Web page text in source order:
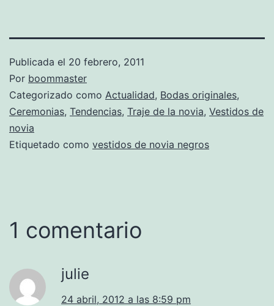
Publicada el 20 febrero, 2011
Por boommaster
Categorizado como Actualidad, Bodas originales,
Ceremonias, Tendencias, Traje de la novia, Vestidos de
novia
Etiquetado como vestidos de novia negros
1 comentario
julie
24 abril, 2012 a las 8:59 pm